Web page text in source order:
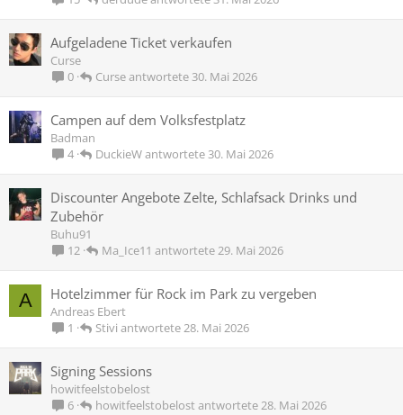
Aufgeladene Ticket verkaufen
Curse
0
30. Mai 2026
Curse
Campen auf dem Volksfestplatz
Badman
4
30. Mai 2026
DuckieW
Discounter Angebote Zelte, Schlafsack Drinks und
Zubehör
Buhu91
12
29. Mai 2026
Ma_Ice11
A Hotelzimmer für Rock im Park zu vergeben
Andreas Ebert
1
28. Mai 2026
Stivi
Signing Sessions
howitfeelstobelost
6
28. Mai 2026
howitfeelstobelost